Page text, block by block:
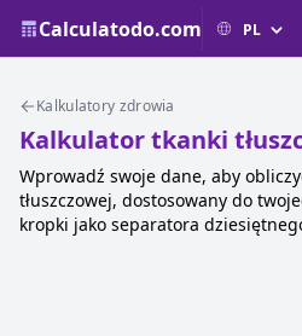
Calculatodo.com
Kalkulatory zdrowia
Kalkulator tkanki
Wprowadź swoje dane, aby
tłuszczowej, dostosowany do
kropki jako separatora